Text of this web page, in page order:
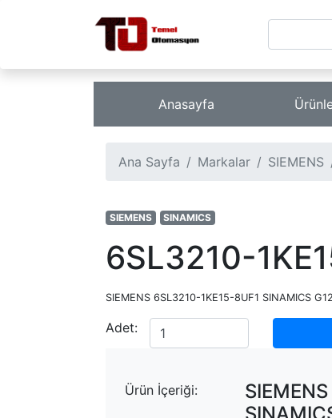
Anasayfa
Ana Sayfa Markalar SIEMENS
SIEMENS SINAMICS
6SL3210-
SIEMENS 6SL3210-1KE15-8UF1 SINAMICS
Adet:
Ürün İçeriği: